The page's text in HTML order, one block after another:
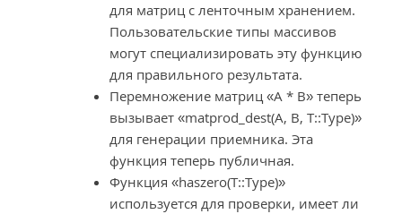
для матриц с ленточным хранением.
Пользовательские типы массивов
могут специализировать эту функцию
для правильного результата.
Перемножение матриц «A * B» теперь
вызывает «matprod_dest(A, B, T::Type)»
для генерации приемника. Эта
функция теперь публичная.
Функция «haszero(T::Type)»
используется для проверки, имеет ли